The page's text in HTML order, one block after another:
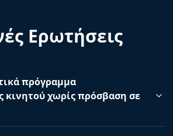
Ερωτήσεις
πρόγραμμα
κινητού χωρίς πρόσβαση σε